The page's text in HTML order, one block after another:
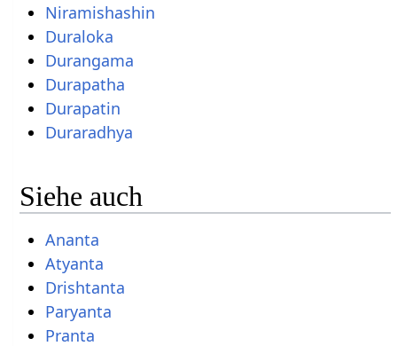
Niramishashin
Duraloka
Durangama
Durapatha
Durapatin
Duraradhya
Siehe auch
Ananta
Atyanta
Drishtanta
Paryanta
Pranta